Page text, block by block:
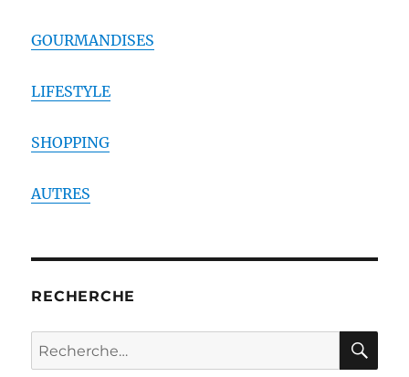
GOURMANDISES
LIFESTYLE
SHOPPING
AUTRES
RECHERCHE
Recherche
pour :